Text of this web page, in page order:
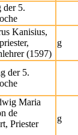
der 5.
Kanisius,
(1597)
g
der 5.
Maria
de
Priester
g